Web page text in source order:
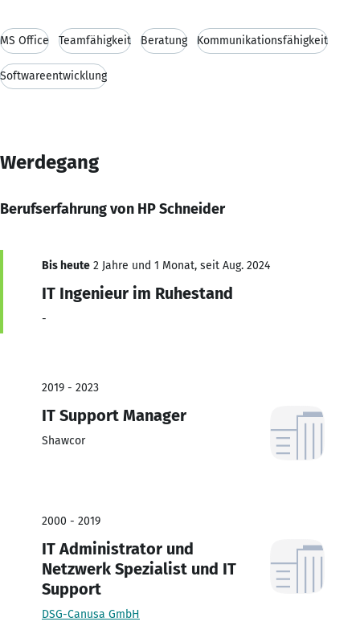
MS Office Teamfähigkeit Beratung Kommunikationsfähigkeit
Softwareentwicklung
Werdegang
Berufserfahrung von HP Schneider
Bis heute 2 Jahre und 1 Monat, seit Aug. 2024
IT Ingenieur im Ruhestand
-
2019 - 2023
IT Support Manager
Shawcor
2000 - 2019
IT Administrator und
Netzwerk Spezialist und IT
Support
DSG-Canusa GmbH